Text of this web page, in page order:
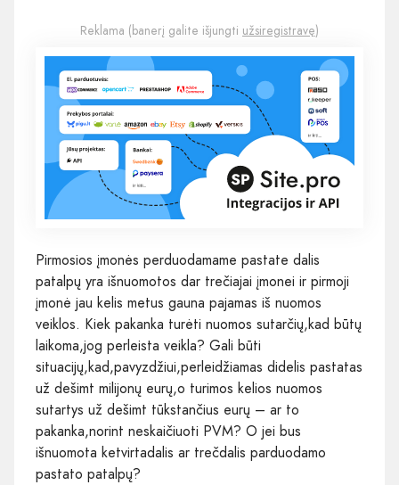
Reklama (banerį galite išjungti užsiregistravę)
Pirmosios įmonės perduodamame pastate dalis
patalpų yra išnuomotos dar trečiajai įmonei ir pirmoji
įmonė jau kelis metus gauna pajamas iš nuomos
veiklos. Kiek pakanka turėti nuomos sutarčių,kad būtų
laikoma,jog perleista veikla? Gali būti
situacijų,kad,pavyzdžiui,perleidžiamas didelis pastatas
už dešimt milijonų eurų,o turimos kelios nuomos
sutartys už dešimt tūkstančius eurų – ar to
pakanka,norint neskaičiuoti PVM? O jei bus
išnuomota ketvirtadalis ar trečdalis parduodamo
pastato patalpų?